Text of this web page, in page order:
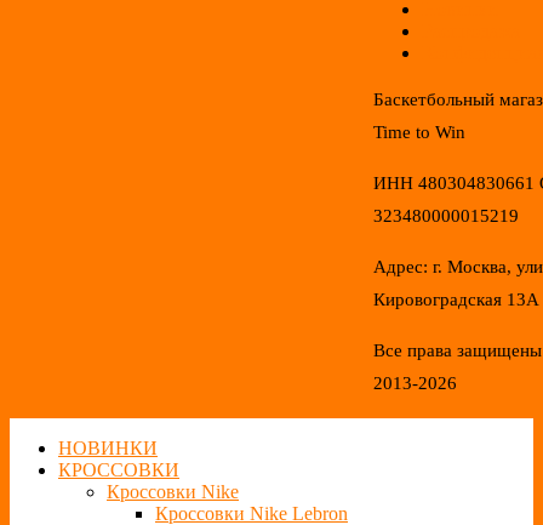
Баскетбольный
Time to Win
ИНН 480304830661
323480000015219
Адрес: г. Москва,
Кировоградская 13А
Все права
2013-2026
НОВИНКИ
КРОССОВКИ
Кроссовки Nike
Кроссовки Nike Lebron